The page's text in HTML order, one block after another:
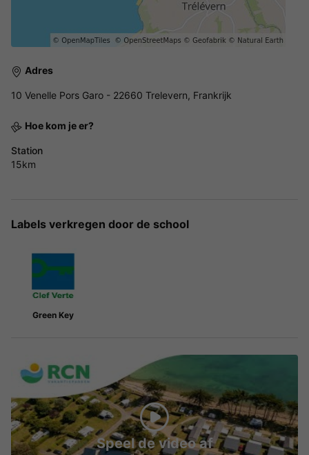
Adres
10 Venelle Pors Garo - 22660 Trelevern, Frankrijk
Hoe kom je er?
Station
15km
Labels verkregen door de school
Green Key
Speel de video af